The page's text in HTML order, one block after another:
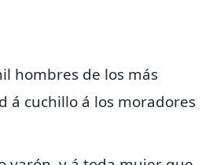
hombres de los más
á cuchillo á los moradores